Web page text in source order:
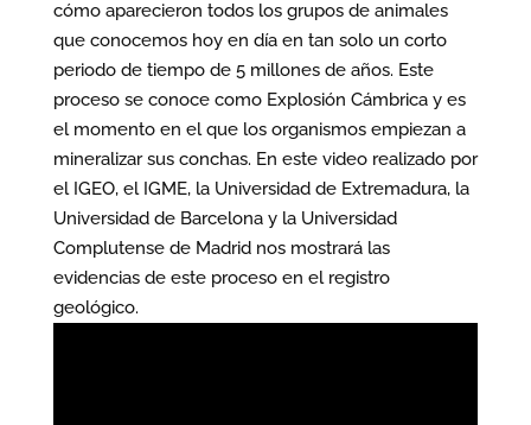
cómo aparecieron todos los grupos de animales
que conocemos hoy en día en tan solo un corto
periodo de tiempo de 5 millones de años. Este
proceso se conoce como Explosión Cámbrica y es
el momento en el que los organismos empiezan a
mineralizar sus conchas. En este video realizado por
el IGEO, el IGME, la Universidad de Extremadura, la
Universidad de Barcelona y la Universidad
Complutense de Madrid nos mostrará las
evidencias de este proceso en el registro
geológico.